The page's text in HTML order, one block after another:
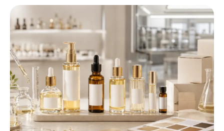
marques de soins capillaires
personnalisées
Chez Xiran Cosmetics, nous nous engageons à aider les
marques à développer leurs propres produits d'huile
capillaire. Du léger, des huiles capillaires qui rehaussent la
brillance aux formules nourrissantes et réparatrices, nous
proposons une gamme complète de services, y compris la
sélection d'huile, ajustement des textures, conception de
parfum, coordination des emballages, production
d'échantillons, et production de masse – pour vous aider à
créer votre marque d’huile capillaire à partir de zéro.